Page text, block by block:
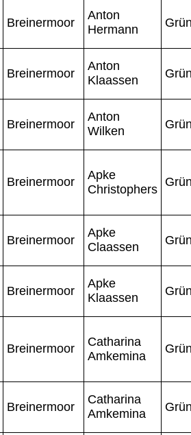
Breinermoor
Anton
Hermann
Breinermoor
Anton
Klaassen
Breinermoor
Anton
Wilken
Breinermoor
Apke
Christophers
Breinermoor
Apke
Claassen
Breinermoor
Apke
Klaassen
Breinermoor
Catharina
Amkemina
Breinermoor
Catharina
Amkemina